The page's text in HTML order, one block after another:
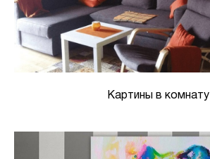
Картины в комнату